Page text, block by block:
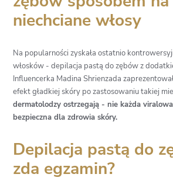
niechciane włosy
Na popularności zyskała ostatnio
włosków - depilacja pastą do zębów z
Influencerka Madina Shrienzada
efekt gładkiej skóry po zastosowaniu takiej
dermatolodzy ostrzegają - nie każda
bezpieczna dla zdrowia skóry.
Depilacja pastą do
zda egzamin?